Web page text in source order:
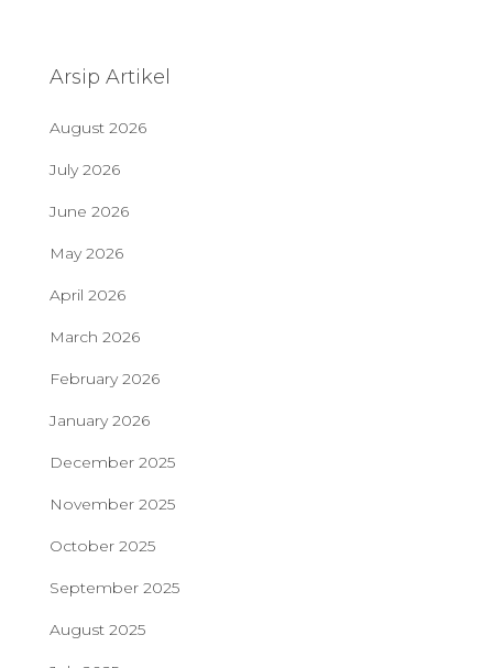
Arsip Artikel
August 2026
July 2026
June 2026
May 2026
April 2026
March 2026
February 2026
January 2026
December 2025
November 2025
October 2025
September 2025
August 2025